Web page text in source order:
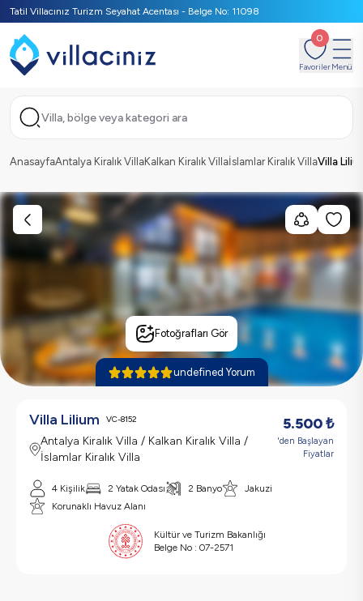
Tatil Villacınız Turizm Seyahat Acentası - Belge No: 11098
0
FavorilerMenü
Villa, bölge veya kategori ara
AnasayfaAntalya Kiralık VillaKalkan Kiralık Villaİslamlar Kiralık VillaVilla
Fotoğrafları Gör
undefined Yorum
Villa Lilium VC-8152
Antalya Kiralık Villa / Kalkan Kiralık Villa /
İslamlar Kiralık Villa
5.500₺
'den Başlayan
Fiyatlar
4 Kişilik 2 Yatak Odası 2 Banyo
Jakuzi
Korunaklı Havuz Alanı
Kültür ve Turizm Bakanlığı
Belge No : 07-2571